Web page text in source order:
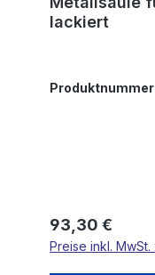
lackiert
Regulärer Preis:
93,30 €
Preise inkl.